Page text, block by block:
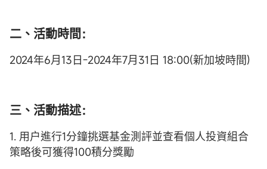
二、活動時間：
2024年6月13日-2024年7月31日 18:00(新加坡時間)
三、活動描述：
1. 用户進行1分鐘挑選基金測評並查看個人投資組合
策略後可獲得100積分獎勵